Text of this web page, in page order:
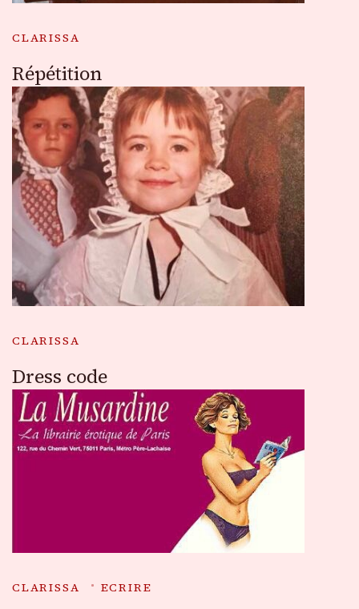
CLARISSA
Répétition
CLARISSA
Dress code
CLARISSA ECRIRE